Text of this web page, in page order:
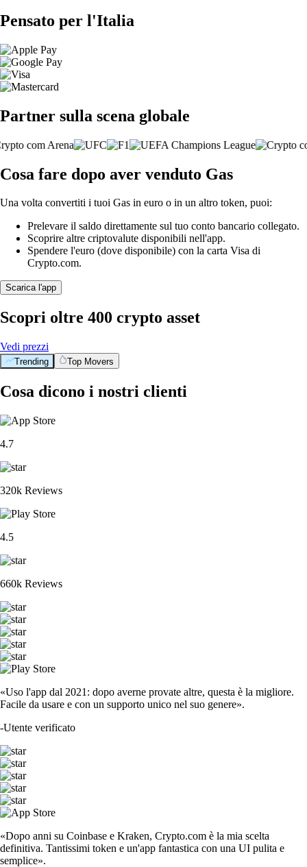
Pensato per l'Italia
Partner sulla scena globale
Cosa fare dopo aver venduto Gas
Una volta convertiti i tuoi Gas in euro o in un altro token, puoi:
Prelevare il saldo direttamente sul tuo conto bancario collegato.
Scoprire altre criptovalute disponibili nell'app.
Spendere l'euro (dove disponibile) con la carta Visa di
Crypto.com.
Scarica l'app
Scopri oltre 400 crypto asset
Vedi prezzi
Trending Top Movers
Cosa dicono i nostri clienti
4.7
320k Reviews
4.5
660k Reviews
«Uso l'app dal 2021: dopo averne provate altre, questa è la migliore.
Facile da usare e con un supporto unico nel suo genere».
-Utente verificato
«Dopo anni su Coinbase e Kraken, Crypto.com è la mia scelta
definitiva. Tantissimi token e un'app fantastica con una UI pulita e
semplice».